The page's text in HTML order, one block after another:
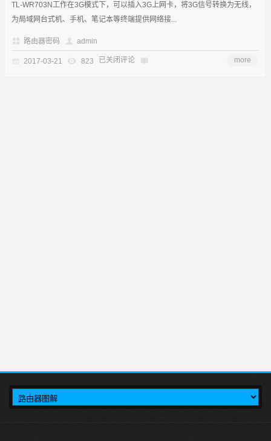
TL-WR703N工作在3G模式下，可以插入3G上网卡，将3G信号转换为无线，
为局域网台式机、手机、笔记本等终端提供网络接...
路由器密码 admin
2017-03-21 823 已关闭评论 more